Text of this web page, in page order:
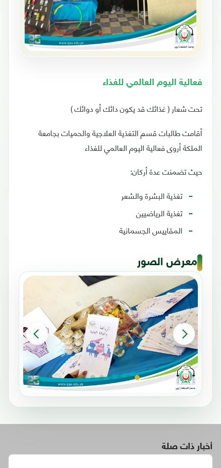
فعالية اليوم العالمي للغذاء
تحت شعار ( غذائك قد يكون دائك أو دوائك )
أقامت طالبات قسم التغذية العلاجية والحميات بجامعة
الملكة أروى فعالية اليوم العالمي للغذاء
حيث تضمنت عدة أركان:
تغذية البشرة والشعر
تغذية الرياضيين
المقاييس الجسمانية
معرض الصور
أخبار ذات صلة